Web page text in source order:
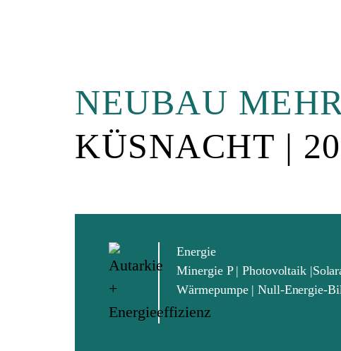
NEUBAU
KÜSNACHT |
Energie
Minergie P | Photovoltaik
Wärmepumpe | Null-Energie-